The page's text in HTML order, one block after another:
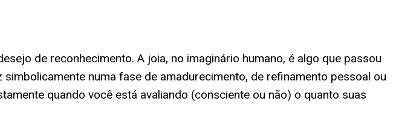
de reconhecimento. A joia, no imaginário humano, é algo que passou
numa fase de amadurecimento, de refinamento pessoal ou
quando você está avaliando (consciente ou não) o quanto suas